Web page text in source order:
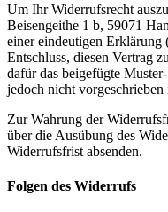
Um Ihr Widerrufsrecht
Beisengeithe 1 b, 59071
einer eindeutigen
Entschluss, diesen Vertrag
dafür das beigefügte
jedoch nicht vorgeschrieben
Zur Wahrung der
über die Ausübung des
Widerrufsfrist absenden.
Folgen des Widerrufs